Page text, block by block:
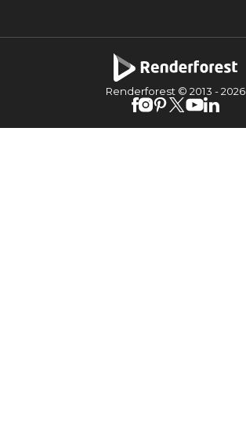
Renderforest © 2013 -2026